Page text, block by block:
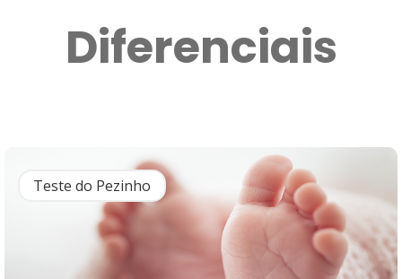
Diferenciais
Teste do Pezinho